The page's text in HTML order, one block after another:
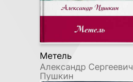
Метель
Александр Сергеевич
Пушкин